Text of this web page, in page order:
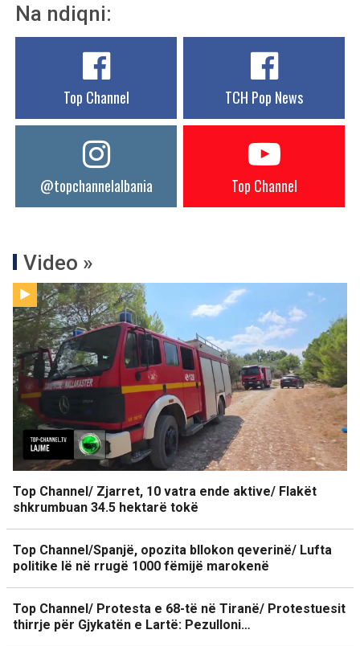
Na ndiqni:
Top Channel TCH Pop News
@topchannelalbania Top Channel
Video »
Top Channel/ Zjarret, 10 vatra ende aktive/ Flakët
shkrumbuan 34.5 hektarë tokë
Top Channel/Spanjë, opozita bllokon qeverinë/ Lufta
politike lë në rrugë 1000 fëmijë marokenë
Top Channel/ Protesta e 68-të në Tiranë/ Protestuesit
thirrje për Gjykatën e Lartë: Pezulloni…